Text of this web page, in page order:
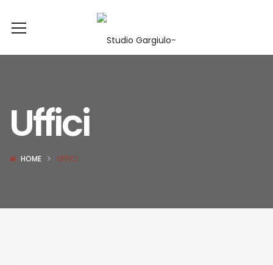
Uffici
HOME UFFICI